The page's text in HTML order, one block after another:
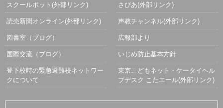
スクールポット(外部リンク) さぴあ(外部リンク)
読売新聞オンライン(外部リンク) 声教チャンネル(外部リンク)
図書室（ブログ） 広報部より
国際交流（ブログ） いじめ防止基本方針
登下校時の緊急避難校ネットワー
クについて
東京こどもネット・ケータイヘル
プデスク こたエール(外部リンク)